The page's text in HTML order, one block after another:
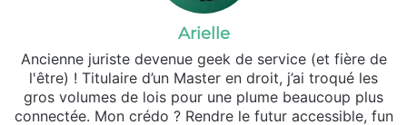
Arielle
Ancienne juriste devenue geek de service (et fière de
l'être) ! Titulaire d’un Master en droit, j’ai troqué les
gros volumes de lois pour une plume beaucoup plus
connectée. Mon crédo ? Rendre le futur accessible, fun